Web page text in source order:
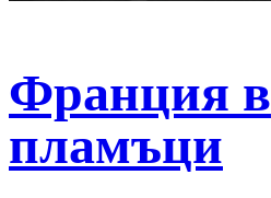
Франция в
пламъци